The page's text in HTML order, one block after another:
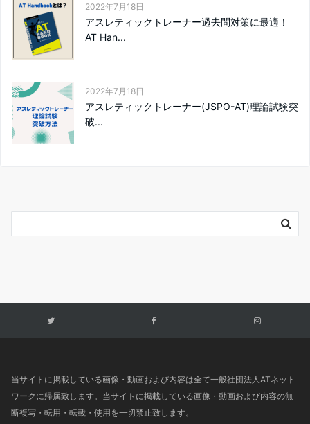
2022年7月18日
アスレティックトレーナー過去問対策に最適！
AT Han...
2022年7月18日
アスレティックトレーナー(JSPO-AT)理論試験突
破...
当サイトに掲載している画像・動画および内容は全て一般社団法人ATネット
ワークに帰属致します。当サイトに掲載している画像・動画および内容の無
断複写・転用・転載・使用を一切禁止致します。